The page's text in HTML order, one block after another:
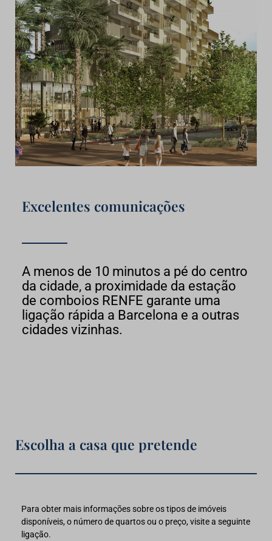
Excelentes comunicações
A menos de 10 minutos a pé do centro
da cidade, a proximidade da estação
de comboios RENFE garante uma
ligação rápida a Barcelona e a outras
cidades vizinhas.
Escolha a casa que pretende
Para obter mais informações sobre os tipos de imóveis
disponíveis, o número de quartos ou o preço, visite a seguinte
ligação.